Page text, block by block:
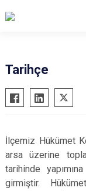
Akçakale
Birecik
Ceylanpınar
Halfeti
Harran
Tarihçe
İlçemiz Hükümet
arsa üzerine
tarihinde
girmiştir.